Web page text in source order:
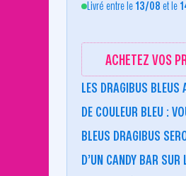
Livré entre le 13/08 et le
ACHETEZ VOS
LES DRAGIBUS BLEUS
DE COULEUR BLEU :
BLEUS DRAGIBUS
D’UN CANDY BAR SUR